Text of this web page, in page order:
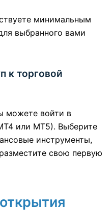
минимальным
выбранного вами
к торговой
можете войти в
или MT5). Выберите
инструменты,
свою первую